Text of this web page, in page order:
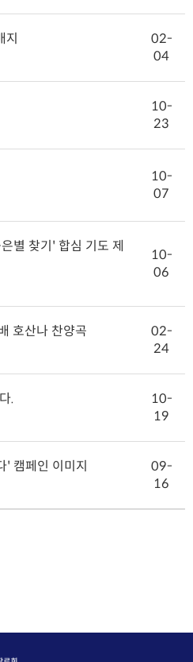
02-
04
10-
23
10-
07
별 찾기' 합심 기도 제
10-
06
호산나 찬양곡
02-
24
.
10-
19
' 캠페인 이미지
09-
16